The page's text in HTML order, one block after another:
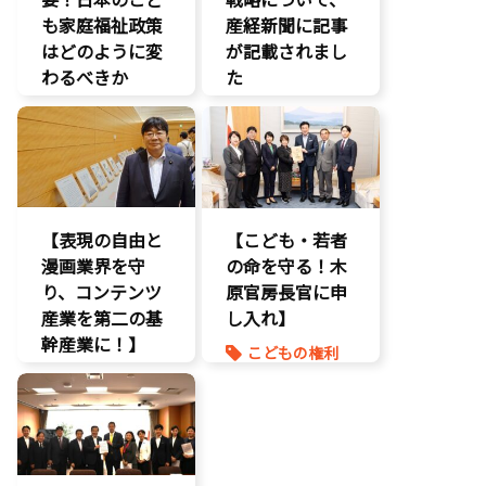
充
孤独孤立対策
自民党
も家庭福祉政策
はどのように変
わるべきか
こどもの権利
こども政策
議員連盟
障がい児者支
援
養子縁組
産経新聞に記事
が記載されまし
た
報道記事
知的財産
著作権
【表現の自由と
漫画業界を守
り、コンテンツ
産業を第二の基
幹産業に！】
エンタメ支援
二次創作保護
著作権
表現規制
【こども・若者
の命を守る！木
原官房長官に申
し入れ】
こどもの権利